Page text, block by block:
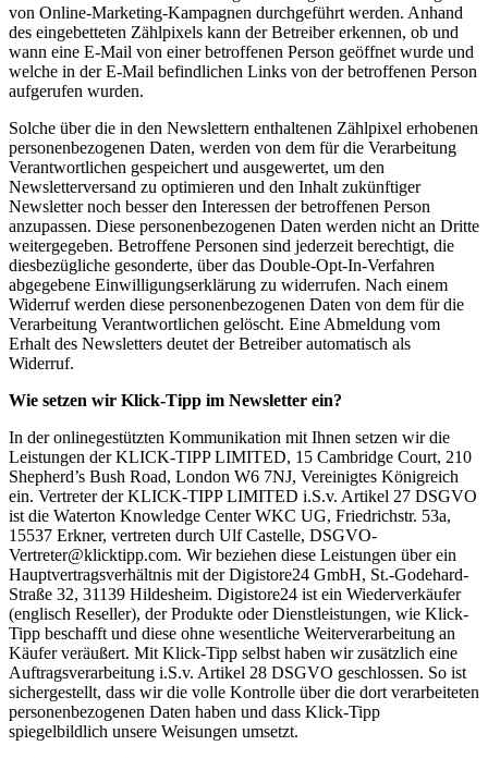
von Online-Marketing-Kampagnen durchgeführt werden. Anhand
des eingebetteten Zählpixels kann der Betreiber erkennen, ob und
wann eine E-Mail von einer betroffenen Person geöffnet wurde und
welche in der E-Mail befindlichen Links von der betroffenen Person
aufgerufen wurden.
Solche über die in den Newslettern enthaltenen Zählpixel erhobenen
personenbezogenen Daten, werden von dem für die Verarbeitung
Verantwortlichen gespeichert und ausgewertet, um den
Newsletterversand zu optimieren und den Inhalt zukünftiger
Newsletter noch besser den Interessen der betroffenen Person
anzupassen. Diese personenbezogenen Daten werden nicht an Dritte
weitergegeben. Betroffene Personen sind jederzeit berechtigt, die
diesbezügliche gesonderte, über das Double-Opt-In-Verfahren
abgegebene Einwilligungserklärung zu widerrufen. Nach einem
Widerruf werden diese personenbezogenen Daten von dem für die
Verarbeitung Verantwortlichen gelöscht. Eine Abmeldung vom
Erhalt des Newsletters deutet der Betreiber automatisch als
Widerruf.
Wie setzen wir Klick-Tipp im Newsletter ein?
In der onlinegestützten Kommunikation mit Ihnen setzen wir die
Leistungen der KLICK-TIPP LIMITED, 15 Cambridge Court, 210
Shepherd’s Bush Road, London W6 7NJ, Vereinigtes Königreich
ein. Vertreter der KLICK-TIPP LIMITED i.S.v. Artikel 27 DSGVO
ist die Waterton Knowledge Center WKC UG, Friedrichstr. 53a,
15537 Erkner, vertreten durch Ulf Castelle, DSGVO-
Vertreter@klicktipp.com. Wir beziehen diese Leistungen über ein
Hauptvertragsverhältnis mit der Digistore24 GmbH, St.-Godehard-
Straße 32, 31139 Hildesheim. Digistore24 ist ein Wiederverkäufer
(englisch Reseller), der Produkte oder Dienstleistungen, wie Klick-
Tipp beschafft und diese ohne wesentliche Weiterverarbeitung an
Käufer veräußert. Mit Klick-Tipp selbst haben wir zusätzlich eine
Auftragsverarbeitung i.S.v. Artikel 28 DSGVO geschlossen. So ist
sichergestellt, dass wir die volle Kontrolle über die dort verarbeiteten
personenbezogenen Daten haben und dass Klick-Tipp
spiegelbildlich unsere Weisungen umsetzt.